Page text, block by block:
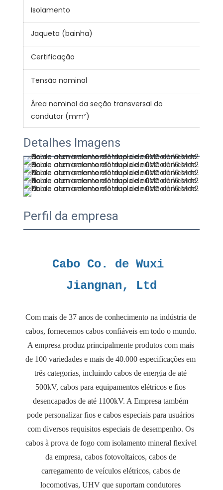
Isolamento
Jaqueta (bainha)
Certificação
Tensão nominal
Área nominal da seção transversal do
condutor (mm²)
Detalhes Imagens
Perfil da empresa
Cabo Co. de Wuxi
Com mais de 37 anos de conhecimento na indústria de
cabos, fornecemos cabos confiáveis ​​em todo o mundo.
A empresa produz principalmente produtos com mais
de 100 variedades e mais de 40.000 especificações em
três categorias, incluindo cabos de energia de até
500kV, cabos para equipamentos elétricos e fios
desencapados de até 1100kV. A Empresa também
pode personalizar fios e cabos especiais para usuários
com diversos requisitos especiais de desempenho. Os
cabos à prova de fogo com isolamento mineral flexível
da empresa, cabos fotovoltaicos, cabos de
carregamento de veículos elétricos, cabos de
locomotivas, UHV que suportam condutores